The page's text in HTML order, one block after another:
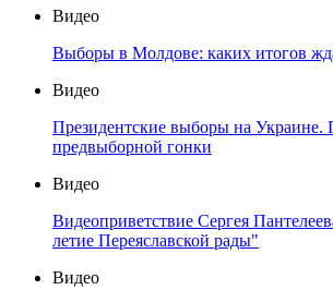
Видео
Выборы в Молдове: каких итогов
Видео
Президентские выборы на Украине.
предвыборной гонки
Видео
Видеоприветствие Сергея
летие Переяславской рады"
Видео